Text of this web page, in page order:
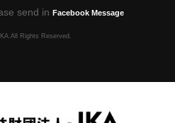
send in Facebook Message
Rights Reserved.